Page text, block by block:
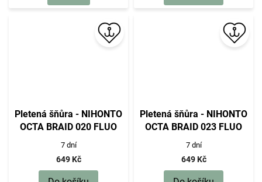
Pletená šňůra - NIHONTO
OCTA BRAID 020 FLUO
Žlutá 300M Nosnost :
7 dní
649 Kč
Pletená šňůra - NIHONTO
OCTA BRAID 023 FLUO
Žlutá 300M Nosnost :
7 dní
649 Kč